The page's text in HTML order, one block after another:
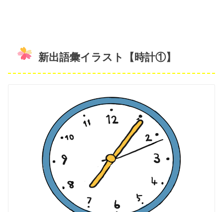
新出語彙イラスト【時計①】